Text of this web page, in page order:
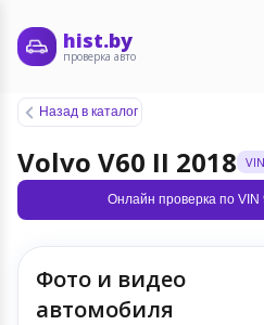
hist.by
проверка авто
Назад в каталог
Volvo V60 II 2018
Онлайн проверка по VIN
Фото и видео
автомобиля